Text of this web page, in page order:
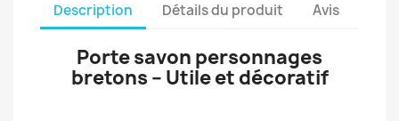
Description Détails du produit Avis
Porte savon personnages
bretons – Utile et décoratif